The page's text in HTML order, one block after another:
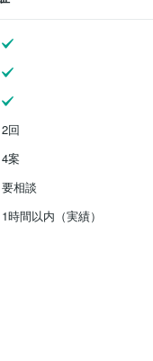
2回
4案
要相談
1時間以内（実績）